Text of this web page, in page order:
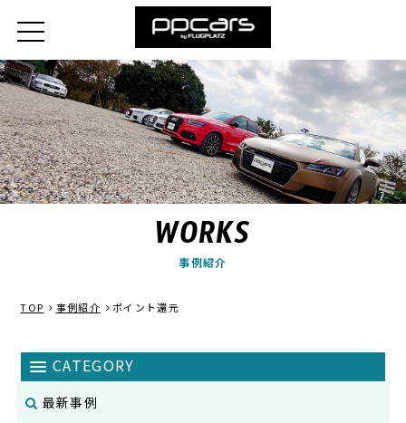
WORKS
事例紹介
TOP 事例紹介 ポイント還元
最新事例